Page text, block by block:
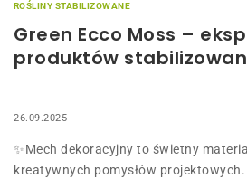
ROŚLINY STABILIZOWANE
Green Ecco Moss –
produktów
26.09.2025
✨Mech dekoracyjny to świetny
kreatywnych pomysłów